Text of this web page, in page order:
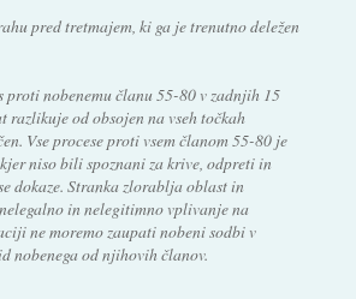
pred tretmajem, ki ga je trenutno deležen
proti nobenemu članu 55-80 v zadnjih 15
razlikuje odobsojen na vseh točkah
Vse procese proti vsem članom 55-80 je
niso bili spoznani za krive, odpreti in
dokaze. Stranka zlorablja oblast in
in nelegitimno vplivanje na
ne moremo zaupati nobeni sodbi v
nobenega od njihovih članov.